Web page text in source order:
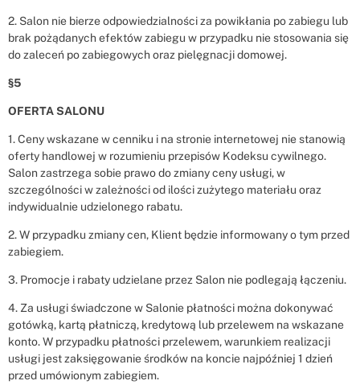
2. Salon nie bierze odpowiedzialności za powikłania po zabiegu lub
brak pożądanych efektów zabiegu w przypadku nie stosowania się
do zaleceń po zabiegowych oraz pielęgnacji domowej.
§5
OFERTA SALONU
1. Ceny wskazane w cenniku i na stronie internetowej nie stanowią
oferty handlowej w rozumieniu przepisów Kodeksu cywilnego.
Salon zastrzega sobie prawo do zmiany ceny usługi, w
szczególności w zależności od ilości zużytego materiału oraz
indywidualnie udzielonego rabatu.
2. W przypadku zmiany cen, Klient będzie informowany o tym przed
zabiegiem.
3. Promocje i rabaty udzielane przez Salon nie podlegają łączeniu.
4. Za usługi świadczone w Salonie płatności można dokonywać
gotówką, kartą płatniczą, kredytową lub przelewem na wskazane
konto. W przypadku płatności przelewem, warunkiem realizacji
usługi jest zaksięgowanie środków na koncie najpóźniej 1 dzień
przed umówionym zabiegiem.